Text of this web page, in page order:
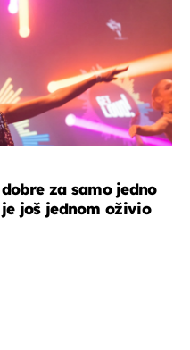
za samo jedno
još jednom oživio